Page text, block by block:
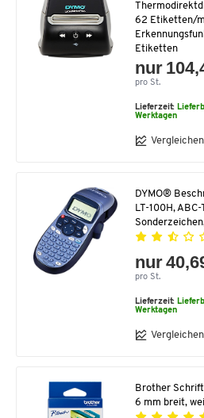
62 Etiketten/
Etiketten
nur
pro St.
Lieferzeit:
Werktagen
Vergleichen
DYMO®
LT-100H,
nur
pro St.
Lieferzeit:
Werktagen
Vergleichen
Brother
6 mm breit,